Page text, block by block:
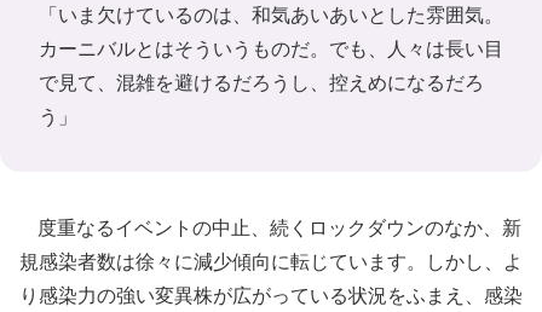
「いま欠けているのは、和気あいあいとした雰囲気。
カーニバルとはそういうものだ。でも、人々は長い目
で見て、混雑を避けるだろうし、控えめになるだろ
う」
度重なるイベントの中止、続くロックダウンのなか、新
規感染者数は徐々に減少傾向に転じています。しかし、よ
り感染力の強い変異株が広がっている状況をふまえ、感染